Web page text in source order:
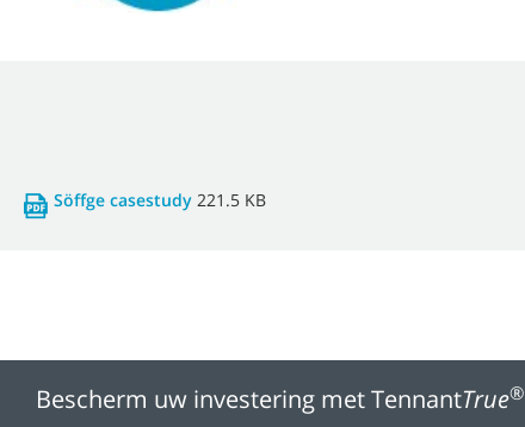
Söffge casestudy 221.5 KB
Bescherm uw investering met TennantTrue®